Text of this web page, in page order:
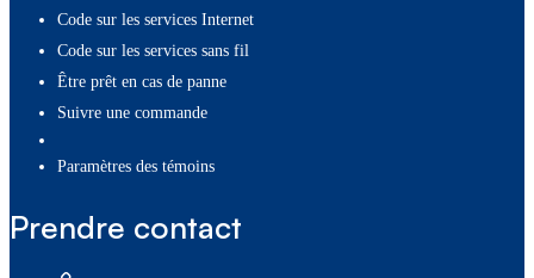
Code sur les services Internet
Code sur les services sans fil
Être prêt en cas de panne
Suivre une commande
paramètres des témoins
Prendre contact